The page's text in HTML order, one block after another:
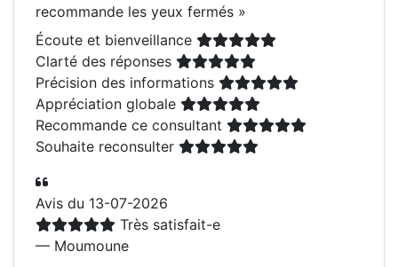
recommande les yeux fermés »
Écoute et bienveillance
Clarté des réponses
Précision des informations
Appréciation globale
Recommande ce consultant
Souhaite reconsulter
Avis du 13-07-2026
Très satisfait-e
— Moumoune